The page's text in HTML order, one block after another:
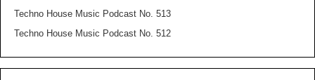
Techno House Music Podcast No. 513
Techno House Music Podcast No. 512